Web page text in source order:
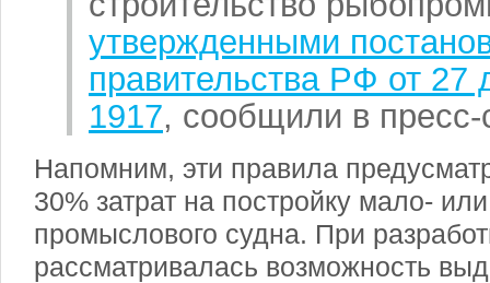
утвержденными
правительства РФ от 27
1917, сообщили в
Напомним, эти правила
30% затрат на постройку мало-
промыслового судна. При
рассматривалась возможность